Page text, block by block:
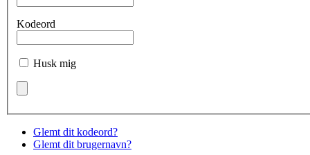
Kodeord
Husk mig
Glemt dit kodeord?
Glemt dit brugernavn?